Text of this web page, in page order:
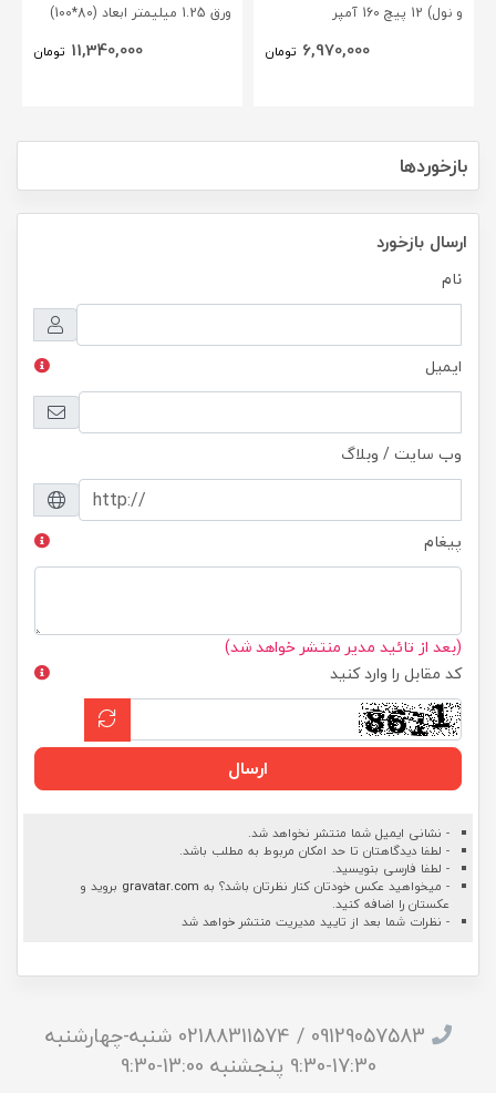
و نول) 12 پیچ 160 آمپر
6,970,000 تومان
ورق 1.25 میلیمتر ابعاد (80*100)
11,340,000 تومان
بازخوردها
ارسال بازخورد
نام
ایمیل
وب سایت / وبلاگ
پیغام
(بعد از تائید مدیر منتشر خواهد شد)
کد مقابل را وارد کنید
ارسال
- نشانی ایمیل شما منتشر نخواهد شد.
- لطفا دیدگاهتان تا حد امکان مربوط به مطلب باشد.
- لطفا فارسی بنویسید.
- میخواهید عکس خودتان کنار نظرتان باشد؟ به gravatar.com بروید و
عکستان را اضافه کنید.
- نظرات شما بعد از تایید مدیریت منتشر خواهد شد
09129057583 / 02188311574 شنبه-چهارشنبه
17:30-9:30 پنجشنبه 13:00-9:30